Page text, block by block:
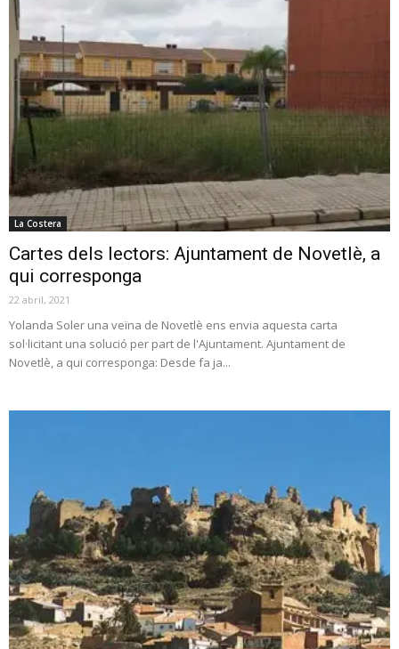
La Costera
Cartes dels lectors: Ajuntament de Novetlè, a
qui corresponga
22 abril, 2021
Yolanda Soler una veïna de Novetlè ens envia aquesta carta
sol·licitant una solució per part de l'Ajuntament. Ajuntament de
Novetlè, a qui corresponga: Desde fa ja...